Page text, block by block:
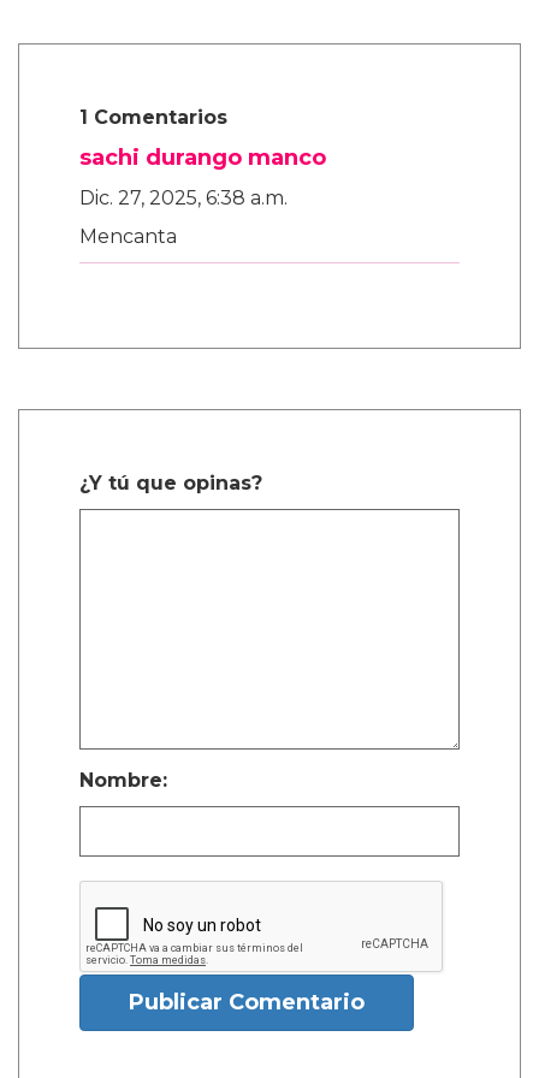
1 Comentarios
sachi durango manco
Dic. 27, 2025, 6:38 a.m.
Mencanta
¿Y tú que opinas?
Nombre:
Publicar Comentario